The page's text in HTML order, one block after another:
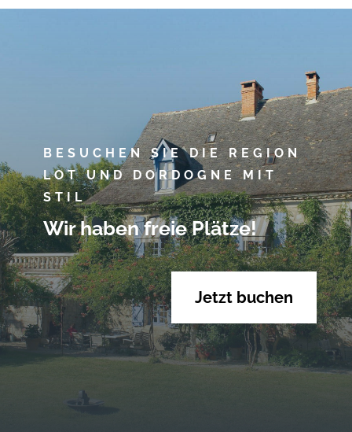
BESUCHEN SIE DIE REGION
LOT UND DORDOGNE MIT
STIL
Wir haben freie Plätze!
Jetzt buchen